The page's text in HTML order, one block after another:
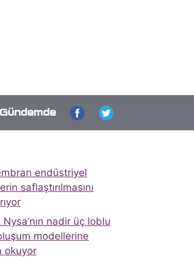
Gündemde
endüstriyel
saflaştırılmasını
nadir üç loblu
modellerine
okuyor